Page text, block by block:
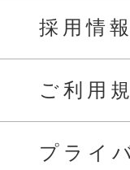
採用情報
ご利用
プライ